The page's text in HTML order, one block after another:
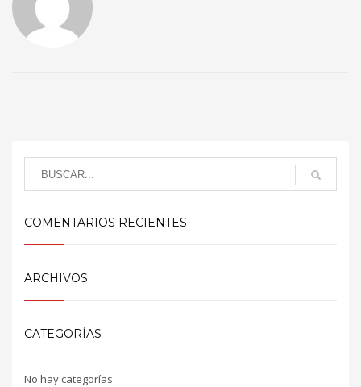
COMENTARIOS RECIENTES
ARCHIVOS
CATEGORÍAS
No hay categorías